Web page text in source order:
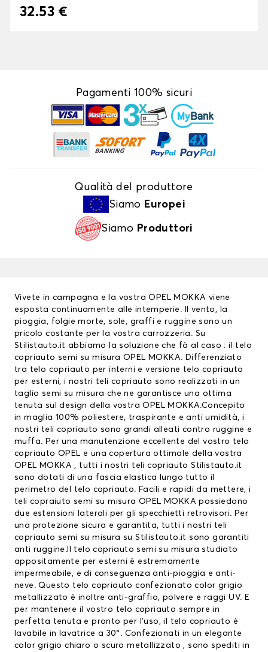
32.53 €
Pagamenti 100% sicuri
Qualità del produttore
Siamo Europei
Siamo Produttori
Vivete in campagna e la vostra OPEL MOKKA viene
esposta continuamente alle intemperie. Il vento, la
pioggia, folgie morte, sole, graffi e ruggine sono un
pricolo costante per la vostra carrozzeria. Su
Stilistauto.it abbiamo la soluzione che fà al caso : il telo
copriauto semi su misura OPEL MOKKA. Differenziato
tra telo copriauto per interni e versione telo copriauto
per esterni, i nostri teli copriauto sono realizzati in un
taglio semi su misura che ne garantisce una ottima
tenuta sul design della vostra OPEL MOKKA.Concepito
in maglia 100% poliestere, traspirante e anti umidità, i
nostri teli copriauto sono grandi alleati contro ruggine e
muffa. Per una manutenzione eccellente del vostro telo
copriauto OPEL e una copertura ottimale della vostra
OPEL MOKKA , tutti i nostri teli copriauto Stilistauto.it
sono dotati di una fascia elastica lungo tutto il
perimetro del telo copriauto. Facili e rapidi da mettere, i
teli copraiuto semi su misura OPEL MOKKA possiedono
due estensioni laterali per gli specchietti retrovisori. Per
una protezione sicura e garantita, tutti i nostri teli
copriauto semi su misura su Stilistauto.it sono garantiti
anti ruggine.Il telo copriauto semi su misura studiato
appositamente per esterni è estremamente
impermeabile, e di conseguenza anti-pioggia e anti-
neve. Questo telo copriauto confezionato color grigio
metallizzato è inoltre anti-graffio, polvere e raggi UV. E
per mantenere il vostro telo copriauto sempre in
perfetta tenuta e pronto per l’uso, il telo copriauto è
lavabile in lavatrice a 30°. Confezionati in un elegante
color grigio chiaro o scuro metallizzato , sono spediti in